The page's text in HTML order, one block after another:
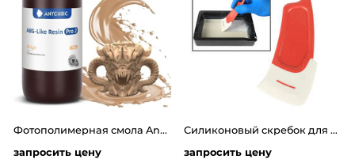
Фотополимерная смола Anycubic ABS-Like Pro 2 (1 кг)
запросить цену
Силиконовый скребок для очистки ванночки фотополимерных 3д принтеров
запросить цену